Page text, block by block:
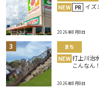
NEW PR イズ
2026年8月8日
まち
NEW 打上川治
こんなん
2026年8月8日